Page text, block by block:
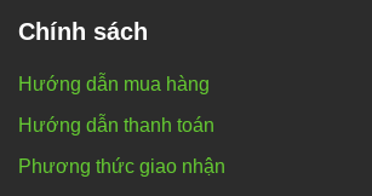
Chính sách
Hướng dẫn mua hàng
Hướng dẫn thanh toán
Phương thức giao nhận